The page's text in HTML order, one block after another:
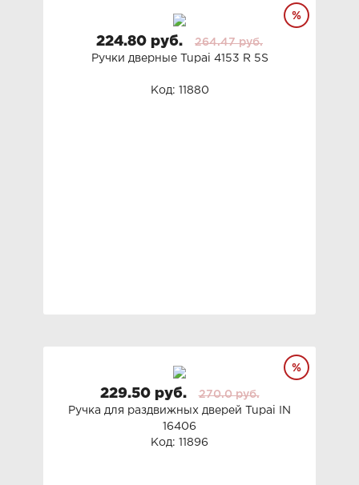
224.80 руб.
264.47 руб.
Ручки дверные Tupai 4153 R 5S
Код: 11880
229.50 руб.
270.0 руб.
Ручка для раздвижных дверей Tupai IN
16406
Код: 11896